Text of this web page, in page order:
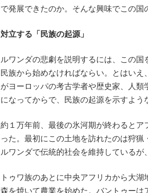
で発展できたのか。そんな興味でこの国
対立する「民族の起源」
ルワンダの悲劇を説明するには、この
民族から始めなければならい。とはい
がヨーロッパの考古学者や歴史家、人
になってからで、民族の起源を示すよう
約１万年前、最後の氷河期が終わると
った。最初にこの土地を訪れたのは狩
ルワンダで伝統的社会を維持しているが
トゥワ族のあとに中央アフリカから大
森を焼いて農業を始めた。バントゥー